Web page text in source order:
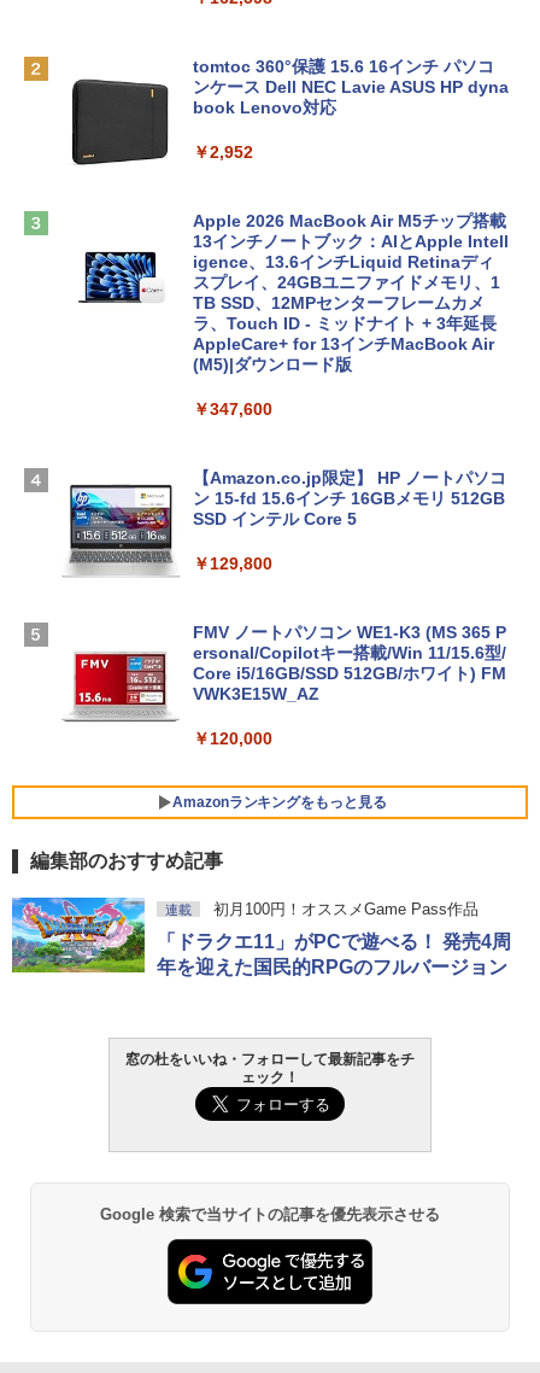
tomtoc 360°保護 15.6 16インチ パソコ
ンケース Dell NEC Lavie ASUS HP dyna
book Lenovo対応
￥2,952
Apple 2026 MacBook Air M5チップ搭載
13インチノートブック：AIとApple Intell
igence、13.6インチLiquid Retinaディ
スプレイ、24GBユニファイドメモリ、1
TB SSD、12MPセンターフレームカメ
ラ、Touch ID - ミッドナイト + 3年延長
AppleCare+ for 13インチMacBook Air
(M5)|ダウンロード版
￥347,600
【Amazon.co.jp限定】 HP ノートパソコ
ン 15-fd 15.6インチ 16GBメモリ 512GB
SSD インテル Core 5
￥129,800
FMV ノートパソコン WE1-K3 (MS 365 P
ersonal/Copilotキー搭載/Win 11/15.6型/
Core i5/16GB/SSD 512GB/ホワイト) FM
VWK3E15W_AZ
￥120,000
Amazonランキングをもっと見る
Robloxギフトカード - 800 Robux 【限
定バーチャルアイテムを含む】 【オンラ
インゲームコード】 ロブロックス | オン
ラインコード版
Robloxギフトカード - 2,000 Robux 【限
定バーチャルアイテムを含む】 【オンラ
インゲームコード】 ロブロックス | オン
￥3,200
Microsoft Office Home & Business 202
4(最新 永続版)|オンラインコード版|Wind
ows11、10/mac対応|PC2台
￥39,582
生成AIパスポート公式テキスト 第４版
￥1,766
AIイラスト表現辞典: 思い通りの絵を引き
出す プロンプトの言葉 AI画像生成シリー
ズ (はぴーイラストLabo)
ClaudeCode いちばんやさしい 教科書:
非エンジニア 初心者 素人 でも安心 使い
方 マニュアル AI副業にもコンテンツ作成
にもKindle出版にも！ 非エンジニアのた
めのAIコーディング入門シリーズ
￥99
Amazon Kindle Paperwhite (16GB) 7イ
ンチディスプレイ、色調調節ライト、12
週間持続バッテリー、広告なし、ブラッ
ク
Amazon Kindle - 目に優しい、かさばら
ない、大きな画面で読みやすい、6週間持
続バッテリー、6インチディスプレイ電子
し
￥19,980
Kindle Paperwhite シグニチャーエディ
ション (32GB) 7インチディスプレイ、明
持続バッテリー、広告なし、メタリック
編集部のおすすめ記事
連載 初月100円！オススメGame Pass作品
「ドラクエ11」がPCで遊べる！ 発売4周
年を迎えた国民的RPGのフルバージョン
窓の杜をいいね・フォローして最新記事をチ
ェック！
Google 検索で当サイトの記事を優先表示させる